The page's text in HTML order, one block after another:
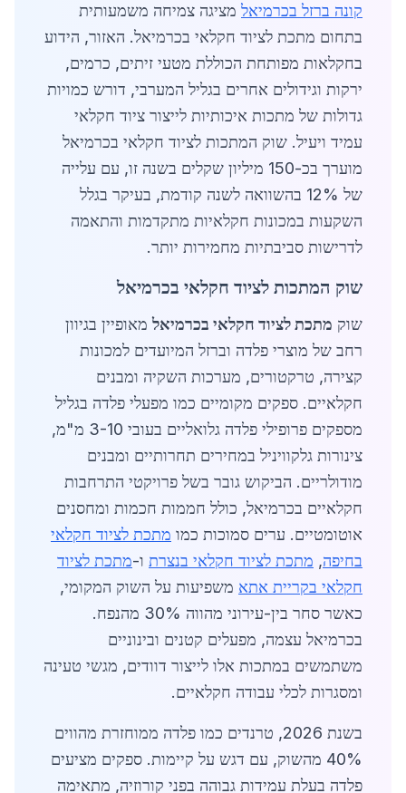
קונה ברזל בכרמיאל מציגה צמיחה משמעותית
בתחום מתכת לציוד חקלאי בכרמיאל. האזור, הידוע
בחקלאות מפותחת הכוללת מטעי זיתים, כרמים,
ירקות וגידולים אחרים בגליל המערבי, דורש כמויות
גדולות של מתכות איכותיות לייצור ציוד חקלאי
עמיד ויעיל. שוק המתכות לציוד חקלאי בכרמיאל
מוערך בכ-150 מיליון שקלים בשנה זו, עם עלייה
של 12% בהשוואה לשנה קודמת, בעיקר בגלל
השקעות במכונות חקלאיות מתקדמות והתאמה
לדרישות סביבתיות מחמירות יותר.
שוק המתכות לציוד חקלאי בכרמיאל
שוק מתכת לציוד חקלאי בכרמיאלמאופיין בגיוון
רחב של מוצרי פלדה וברזל המיועדים למכונות
קצירה, טרקטורים, מערכות השקיה ומבנים
חקלאיים. ספקים מקומיים כמו מפעלי פלדה בגליל
מספקים פרופילי פלדה גלואליים בעובי 3-10 מ"מ,
צינורות גלקוויניל במחירים תחרותיים ומבנים
מודולריים. הביקוש גובר בשל פרויקטי התרחבות
חקלאיים בכרמיאל, כולל חממות חכמות ומחסנים
אוטומטיים. ערים סמוכות כמו מתכת לציוד חקלאי
בחיפה, מתכת לציוד חקלאי בנצרת ו-מתכת לציוד
חקלאי בקריית אתא משפיעות על השוק המקומי,
כאשר סחר בין-עירוני מהווה 30% מהנפח.
בכרמיאל עצמה, מפעלים קטנים ובינוניים
משתמשים במתכות אלו לייצור דוודים, מגשי טעינה
ומסגרות לכלי עבודה חקלאיים.
בשנת 2026, טרנדים כמו פלדה ממוחזרת מהווים
40% מהשוק, עם דגש על קיימות. ספקים מציעים
פלדה בעלת עמידות גבוהה בפני קורוזיה, מתאימה